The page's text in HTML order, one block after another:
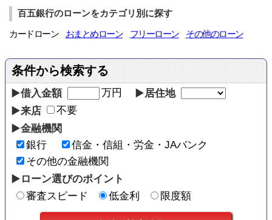
百五銀行のローンをカテゴリ別に探す
カードローン
おまとめローン フリーローン その他のローン
借入金額 万円
居住地
来店
不要
金融機関
銀行
信金・信組・労金・JAバンク
その他の金融機関
ローン選びのポイント
審査スピード
低金利 限度額